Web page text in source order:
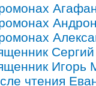
Игорь
чтения